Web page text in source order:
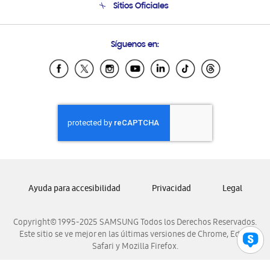
Condiciones de Compra
Soporte vía eMail
Sitios Oficiales
Samsung Ecuador
Samsung El Salvador
Samsung Honduras
Samsung Nicaragua
Samsung Panamá
Samsung Venezuela
Síguenos en:
Copyright© 1995-2025 SAMSUNG Todos los Derechos Reservados.
Este sitio se ve mejor en las últimas versiones de Chrome, Edge,
Safari y Mozilla Firefox.
Ayuda para accesibilidad Privacidad Legal